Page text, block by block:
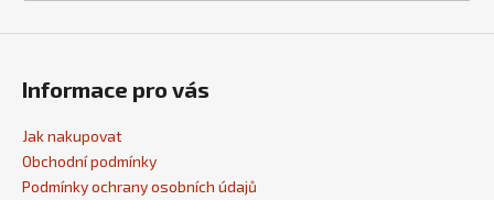
Informace pro vás
Jak nakupovat
Obchodní podmínky
Podmínky ochrany osobních údajů